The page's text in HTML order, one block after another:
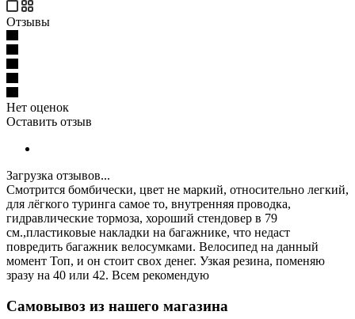
Отзывы
Нет оценок
Оставить отзыв
Загрузка отзывов...
Смотрится бомбически, цвет не маркий, относительно легкий,
для лёгкого туринга самое то, внутренняя проводка,
гидравлические тормоза, хороший стендовер в 79
см.,пластиковые накладки на багажнике, что недаст
повредить багажник велосумками. Велосипед на данный
момент Топ, и он стоит свох денег. Узкая резина, поменяю
зразу на 40 или 42. Всем рекомендую
Самовывоз из нашего магазина